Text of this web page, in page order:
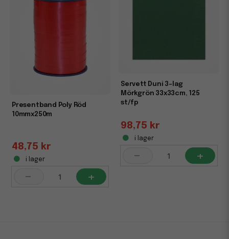
Presentband Poly Röd
10mmx250m
48,75 kr
i lager
- +
Servett Duni 3-lag
Mörkgrön 33x33cm, 125
st/fp
98,75 kr
i lager
- +